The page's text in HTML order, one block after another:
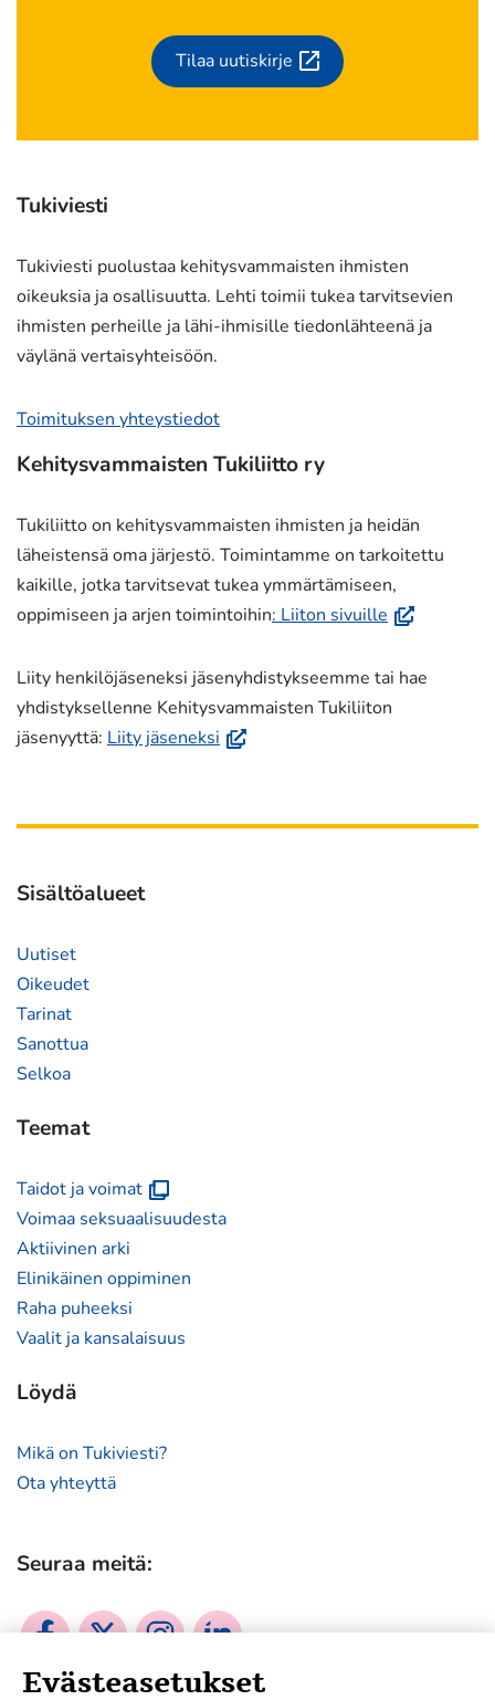
Tilaa uutiskirje
(siirryt
Tukiviesti
Tukiviesti puolustaa kehitysvammaisten ihmisten
oikeuksia ja osallisuutta. Lehti toimii tukea tarvitsevien
ihmisten perheille ja lähi-ihmisille tiedonlähteenä ja
väylänä vertaisyhteisöön.
Toimituksen yhteystiedot
Kehitysvammaisten Tukiliitto ry
Tukiliitto on kehitysvammaisten ihmisten ja heidän
läheistensä oma järjestö. Toimintamme on tarkoitettu
kaikille, jotka tarvitsevat tukea ymmärtämiseen,
oppimiseen ja arjen toimintoihin: Liiton sivuille (avautuu
ikkunaan,
siirryt
Liity henkilöjäseneksi jäsenyhdistykseemme tai hae
yhdistyksellenne Kehitysvammaisten Tukiliiton
jäsenyyttä: Liity jäseneksi (avautuu
siirryt
Sisältöalueet
Uutiset
Oikeudet
Tarinat
Sanottua
Selkoa
Teemat
Taidot ja voimat(avautuu
uuteen
Voimaa seksuaalisuudesta
Aktiivinen arki
Elinikäinen oppiminen
Raha puheeksi
Vaalit ja kansalaisuus
Löydä
Mikä on Tukiviesti?
Ota yhteyttä
Seuraa meitä:
Sosiaalinen
facebook
Sosiaalinen
twitter
Sosiaalinen
instagram
Sosiaalinen
linkedin
Evästeasetukset